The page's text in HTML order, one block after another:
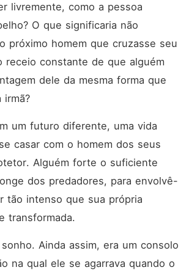
livremente, como a pessoa
O que significaria não
próximo homem que cruzasse seu
receio constante de que alguém
dele da mesma forma que
irmã?
um futuro diferente, uma vida
casar com o homem dos seus
Alguém forte o suficiente
dos predadores, para envolvê-
tão intenso que sua própria
transformada.
Ainda assim, era um consolo
na qual ele se agarrava quando o